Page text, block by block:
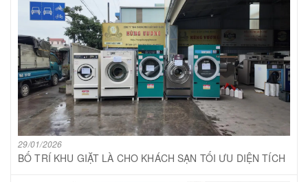
29/01/2026
BỐ TRÍ KHU GIẶT LÀ CHO KHÁCH SẠN TỐI ƯU DIỆN TÍCH